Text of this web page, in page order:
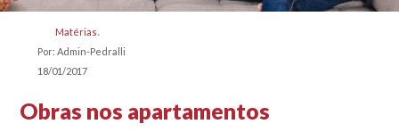
Matérias
Por: Admin-Pedralli
18/01/2017
Obras nos apartamentos